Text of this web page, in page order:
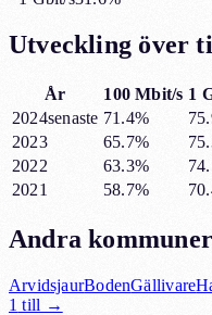
Utveckling över
År 100 Mbit/s 1
2024senaste 71.4%
2023
65.7%
2022
63.3%
2021
58.7%
Andra
ArvidsjaurBodenGällivare
1 till →